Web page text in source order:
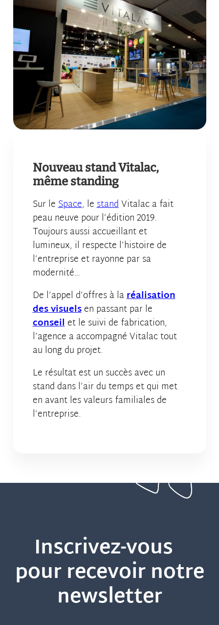
Nouveau stand Vitalac,
même standing
Sur leSpace, lestandVitalac a fait
peau neuve pour l’édition 2019.
Toujours aussi accueillant et
lumineux, il respecte l’histoire de
l’entreprise et rayonne par sa
modernité…
De l’appel d’offres à laréalisation
des visuelsen passant par le
conseilet le suivi de fabrication,
l’agence a accompagné Vitalac tout
au long du projet.
Le résultat est un succès avec un
stand dans l’air du temps et qui met
en avant les valeurs familiales de
l’entreprise.
Inscrivez-vous
pour recevoir notre
newsletter